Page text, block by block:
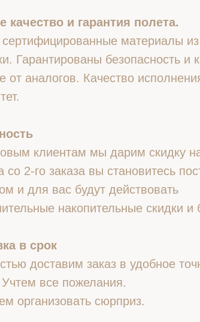
качество и гарантия полета.
сертифицированные материалы
Гарантированы безопасность и
от аналогов. Качество
клиентам мы дарим скидку
со 2-го заказа вы становитесь
и для вас будут действовать
накопительные скидки и
в срок
доставим заказ в удобное
все пожелания.
организовать сюрприз.